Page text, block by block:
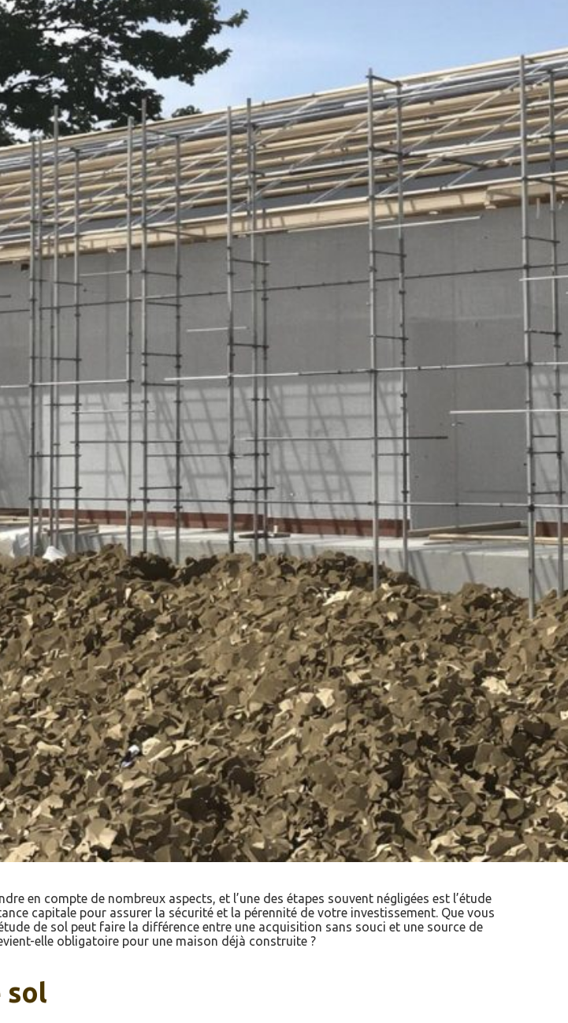
en compte de nombreux aspects, et l’une des étapes souvent négligées est l’étude
capitale pour assurer la sécurité et la pérennité de votre investissement. Que vous
de sol peut faire la différence entre une acquisition sans souci et une source de
elle obligatoire pour une maison déjà construite ?
sol